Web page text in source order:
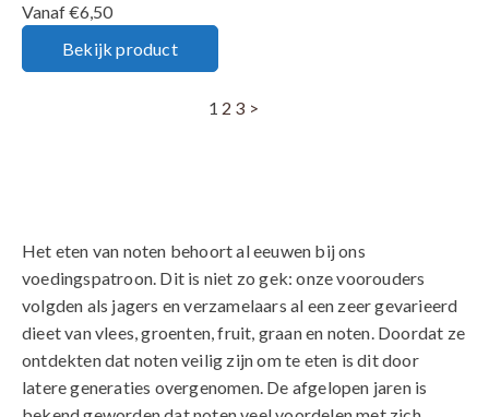
Vanaf €6,50
Bekijk product
1 2 3 >
Het eten van noten behoort al eeuwen bij ons
voedingspatroon. Dit is niet zo gek: onze voorouders
volgden als jagers en verzamelaars al een zeer gevarieerd
dieet van vlees, groenten, fruit, graan en noten. Doordat ze
ontdekten dat noten veilig zijn om te eten is dit door
latere generaties overgenomen. De afgelopen jaren is